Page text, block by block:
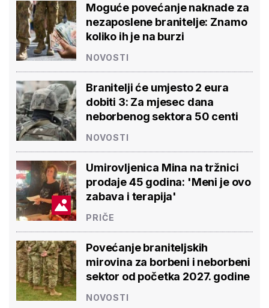
Moguće povećanje naknade za
nezaposlene branitelje: Znamo
koliko ih je na burzi
NOVOSTI
Branitelji će umjesto 2 eura
dobiti 3: Za mjesec dana
neborbenog sektora 50 centi
NOVOSTI
Umirovljenica Mina na tržnici
prodaje 45 godina: 'Meni je ovo
zabava i terapija'
PRIČE
Povećanje braniteljskih
mirovina za borbeni i neborbeni
sektor od početka 2027. godine
NOVOSTI